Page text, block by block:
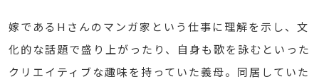
嫁であるHさんのマンガ家という仕事に理解を示し、文
化的な話題で盛り上がったり、自身も歌を詠むといった
クリエイティブな趣味を持っていた義母。同居していた